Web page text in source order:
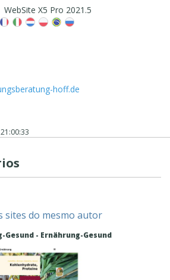
X5 Pro 2021.5
hoff.de
sites do mesmo autor
Gesund - Ernährung-Gesund